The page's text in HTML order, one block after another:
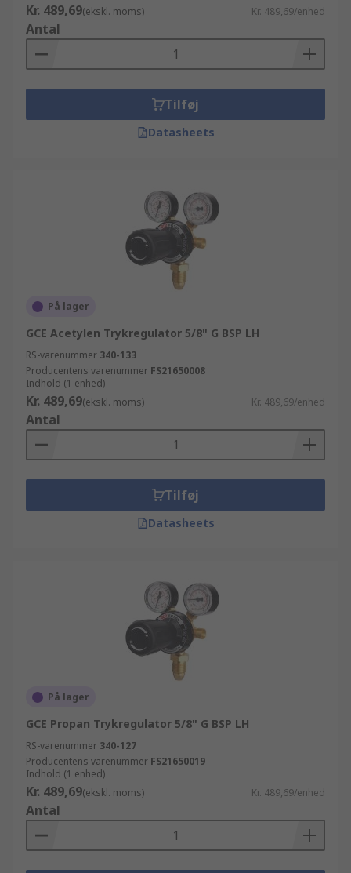
Kr. 489,69(ekskl. moms) Kr. 489,69/enhed
Antal
Tilføj
Datasheets
På lager
GCE Acetylen Trykregulator 5/8" G BSP LH
RS-varenummer 340-133
Producentens varenummer FS21650008
Indhold (1 enhed)
Kr. 489,69(ekskl. moms) Kr. 489,69/enhed
Antal
Tilføj
Datasheets
På lager
GCE Propan Trykregulator 5/8" G BSP LH
RS-varenummer 340-127
Producentens varenummer FS21650019
Indhold (1 enhed)
Kr. 489,69(ekskl. moms) Kr. 489,69/enhed
Antal